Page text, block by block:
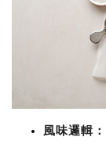
風味邏輯 ：